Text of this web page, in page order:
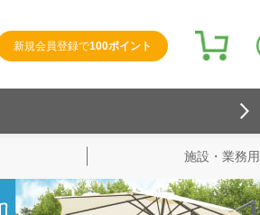
新規会員登録で100ポイント
検索
施設・業務用